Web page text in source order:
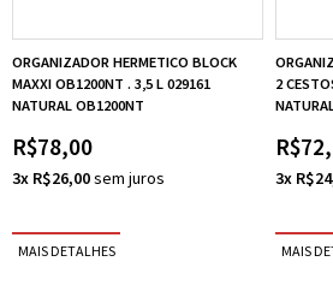
ORGANIZADOR HERMETICO BLOCK
MAXXI OB1200NT . 3,5 L 029161
NATURAL OB1200NT
R$78,00
3x R$26,00
2
3x